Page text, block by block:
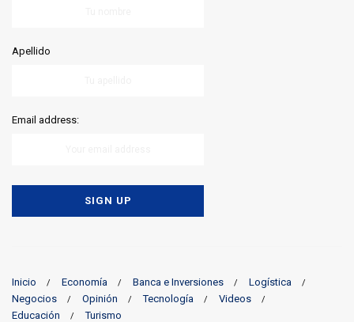
Apellido
Email address:
Inicio Economía Banca e Inversiones
Logística
Negocios
Opinión Tecnología
Videos
Educación
Turismo